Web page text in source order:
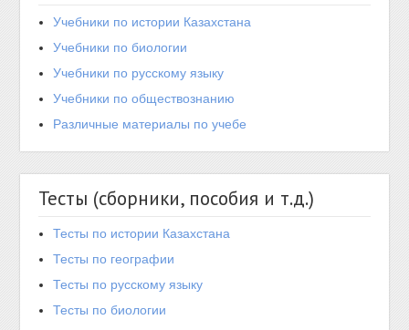
Учебники по истории Казахстана
Учебники по биологии
Учебники по русскому языку
Учебники по обществознанию
Различные материалы по учебе
Тесты (сборники, пособия и т.д.)
Тесты по истории Казахстана
Тесты по географии
Тесты по русскому языку
Тесты по биологии